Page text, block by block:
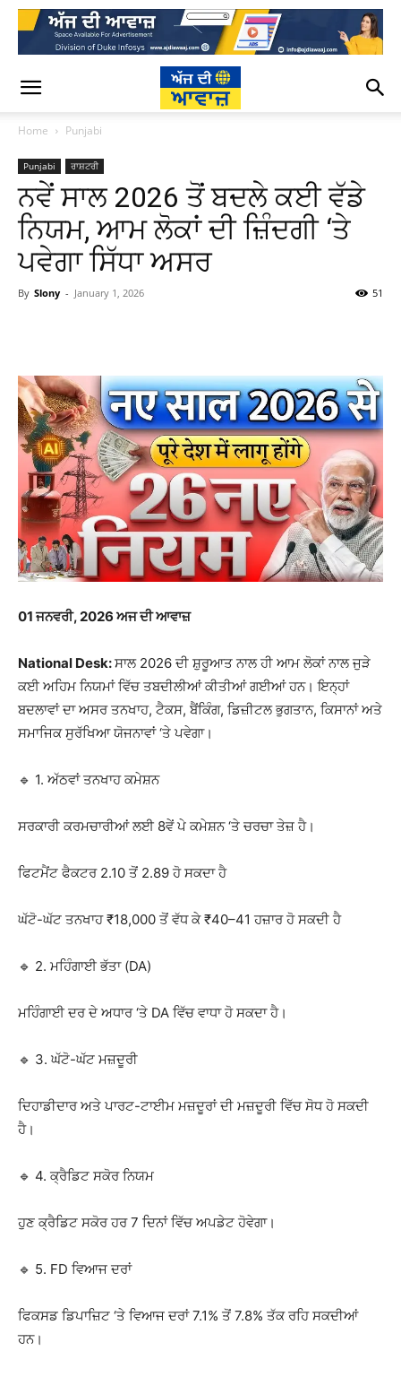
Home Punjabi
Punjabi ਰਾਸ਼ਟਰੀ
ਨਵੇਂ ਸਾਲ 2026 ਤੋਂ ਬਦਲੇ ਕਈ ਵੱਡੇ
ਨਿਯਮ, ਆਮ ਲੋਕਾਂ ਦੀ ਜ਼ਿੰਦਗੀ ‘ਤੇ
ਪਵੇਗਾ ਸਿੱਧਾ ਅਸਰ
By Slony - January 1, 2026 51
01ਜਨਵਰੀ, 2026ਅਜ ਦੀ ਆਵਾਜ਼
National Desk:ਸਾਲ 2026 ਦੀ ਸ਼ੁਰੂਆਤ ਨਾਲ ਹੀ ਆਮ ਲੋਕਾਂ ਨਾਲ ਜੁੜੇ
ਕਈ ਅਹਿਮ ਨਿਯਮਾਂ ਵਿੱਚ ਤਬਦੀਲੀਆਂ ਕੀਤੀਆਂ ਗਈਆਂ ਹਨ। ਇਨ੍ਹਾਂ
ਬਦਲਾਵਾਂ ਦਾ ਅਸਰ ਤਨਖਾਹ, ਟੈਕਸ, ਬੈਂਕਿੰਗ, ਡਿਜ਼ੀਟਲ ਭੁਗਤਾਨ, ਕਿਸਾਨਾਂ ਅਤੇ
ਸਮਾਜਿਕ ਸੁਰੱਖਿਆ ਯੋਜਨਾਵਾਂ ‘ਤੇ ਪਵੇਗਾ।
🔹 1. ਅੱਠਵਾਂ ਤਨਖਾਹ ਕਮੇਸ਼ਨ
ਸਰਕਾਰੀ ਕਰਮਚਾਰੀਆਂ ਲਈ 8ਵੇਂ ਪੇ ਕਮੇਸ਼ਨ ‘ਤੇ ਚਰਚਾ ਤੇਜ਼ ਹੈ।
ਫਿਟਮੈਂਟ ਫੈਕਟਰ 2.10 ਤੋਂ 2.89 ਹੋ ਸਕਦਾ ਹੈ
ਘੱਟੋ-ਘੱਟ ਤਨਖਾਹ ₹18,000 ਤੋਂ ਵੱਧ ਕੇ ₹40–41 ਹਜ਼ਾਰ ਹੋ ਸਕਦੀ ਹੈ
🔹 2. ਮਹਿੰਗਾਈ ਭੱਤਾ (DA)
ਮਹਿੰਗਾਈ ਦਰ ਦੇ ਅਧਾਰ ‘ਤੇ DA ਵਿੱਚ ਵਾਧਾ ਹੋ ਸਕਦਾ ਹੈ।
🔹 3. ਘੱਟੋ-ਘੱਟ ਮਜ਼ਦੂਰੀ
ਦਿਹਾਡੀਦਾਰ ਅਤੇ ਪਾਰਟ-ਟਾਈਮ ਮਜ਼ਦੂਰਾਂ ਦੀ ਮਜ਼ਦੂਰੀ ਵਿੱਚ ਸੋਧ ਹੋ ਸਕਦੀ
ਹੈ।
🔹 4. ਕ੍ਰੈਡਿਟ ਸਕੋਰ ਨਿਯਮ
ਹੁਣ ਕ੍ਰੈਡਿਟ ਸਕੋਰ ਹਰ 7 ਦਿਨਾਂ ਵਿੱਚ ਅਪਡੇਟ ਹੋਵੇਗਾ।
🔹 5. FD ਵਿਆਜ ਦਰਾਂ
ਫਿਕਸਡ ਡਿਪਾਜ਼ਿਟ ‘ਤੇ ਵਿਆਜ ਦਰਾਂ 7.1% ਤੋਂ 7.8% ਤੱਕ ਰਹਿ ਸਕਦੀਆਂ
ਹਨ।